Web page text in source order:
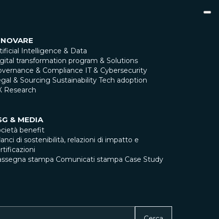
Intelligence & Data
transformation program & Solutions
& Compliance IT & Cybersecurity
& Sourcing Sustainability Tech adoption
Research
& MEDIA
benefit
di sostenibilità, relazioni di impatto e
stampa Comunicati stampa Case Study